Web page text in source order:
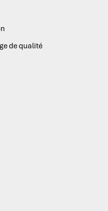
de qualité